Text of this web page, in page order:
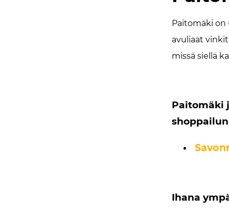
Paitomäki on
avuliaat
missä siellä
Paitomäki
Ihana